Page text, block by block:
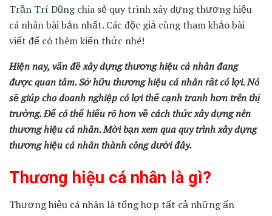
Trần Trí Dũngchia sẻ quy trình xây dựng thương hiệu
cá nhân bài bản nhất. Các độc giả cùng tham khảo bài
viết để có thêm kiến thức nhé!
Hiện nay, vấn đề xây dựng thương hiệu cá nhân đang
được quan tâm. Sở hữu thương hiệu cá nhân rất có lợi. Nó
sẽ giúp cho doanh nghiệp có lợi thế cạnh tranh hơn trên thị
trường. Để có thể hiểu rõ hơn về cách thức xây dựng nên
thương hiệu cá nhân. Mời bạn xem qua quy trình xây dựng
thương hiệu cá nhân thành công dưới đây.
Thương hiệu cá nhân là gì?
Thương hiệu cá nhân là tổng hợp tất cả những ấn